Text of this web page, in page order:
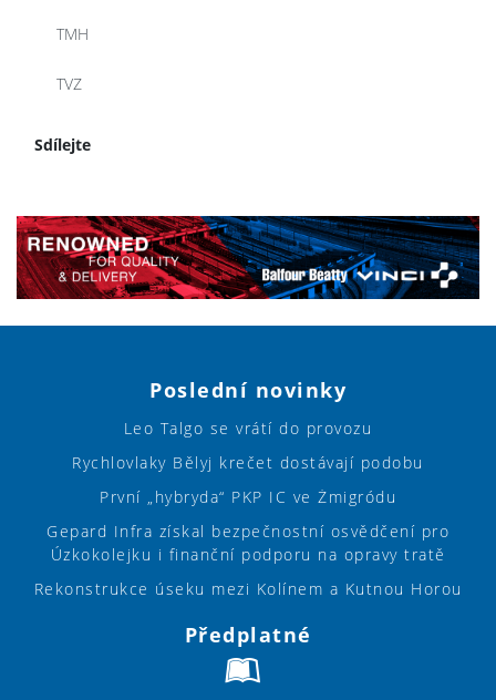
TMH
TVZ
Sdílejte
Poslední novinky
Leo Talgo se vrátí do provozu
Rychlovlaky Bělyj krečet dostávají podobu
První „hybryda“ PKP IC ve Żmigródu
Gepard Infra získal bezpečnostní osvědčení pro
Úzkokolejku i finanční podporu na opravy tratě
Rekonstrukce úseku mezi Kolínem a Kutnou Horou
Předplatné